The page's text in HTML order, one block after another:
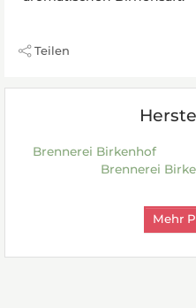
Teilen
Brennerei Birkenhof
Brennerei
Mehr